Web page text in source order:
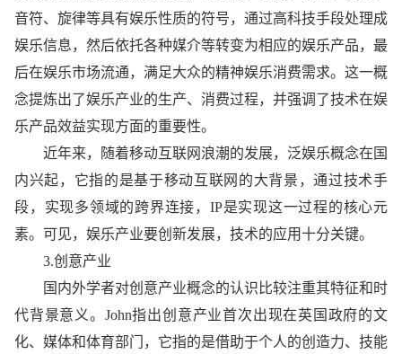
音符、旋律等具有娱乐性质的符号，通过高科技手段处理成
娱乐信息，然后依托各种媒介等转变为相应的娱乐产品，最
后在娱乐市场流通，满足大众的精神娱乐消费需求。这一概
念提炼出了娱乐产业的生产、消费过程，并强调了技术在娱
乐产品效益实现方面的重要性。
近年来，随着移动互联网浪潮的发展，泛娱乐概念在国
内兴起，它指的是基于移动互联网的大背景，通过技术手
段，实现多领域的跨界连接，IP是实现这一过程的核心元
素。可见，娱乐产业要创新发展，技术的应用十分关键。
3.创意产业
国内外学者对创意产业概念的认识比较注重其特征和时
代背景意义。John指出创意产业首次出现在英国政府的文
化、媒体和体育部门，它指的是借助于个人的创造力、技能